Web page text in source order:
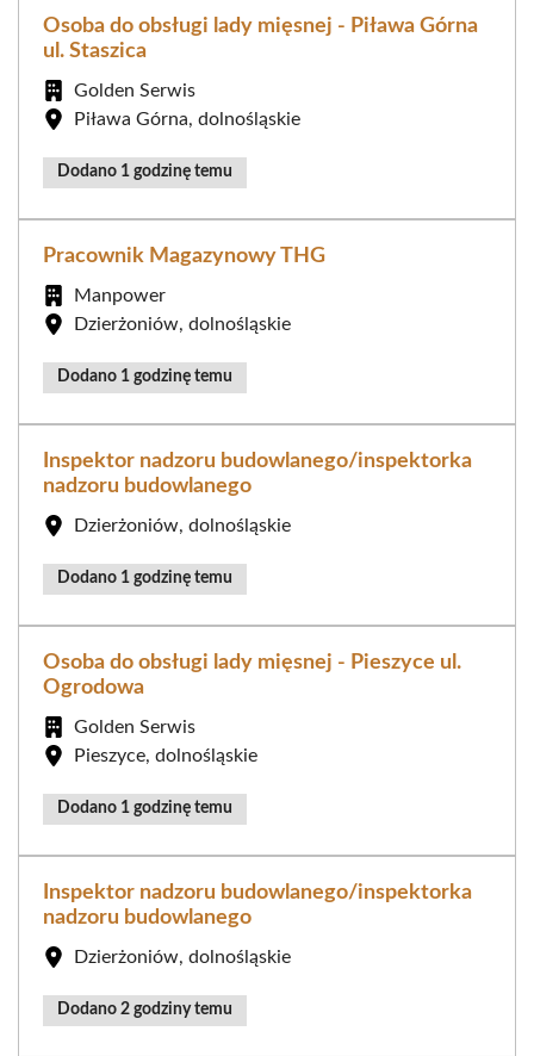
Osoba do obsługi lady mięsnej - Piława Górna
ul. Staszica
Golden Serwis
Piława Górna, dolnośląskie
Dodano 1 godzinę temu
Pracownik Magazynowy THG
Manpower
Dzierżoniów, dolnośląskie
Dodano 1 godzinę temu
Inspektor nadzoru budowlanego/inspektorka
nadzoru budowlanego
Dzierżoniów, dolnośląskie
Dodano 1 godzinę temu
Osoba do obsługi lady mięsnej - Pieszyce ul.
Ogrodowa
Golden Serwis
Pieszyce, dolnośląskie
Dodano 1 godzinę temu
Inspektor nadzoru budowlanego/inspektorka
nadzoru budowlanego
Dzierżoniów, dolnośląskie
Dodano 2 godziny temu